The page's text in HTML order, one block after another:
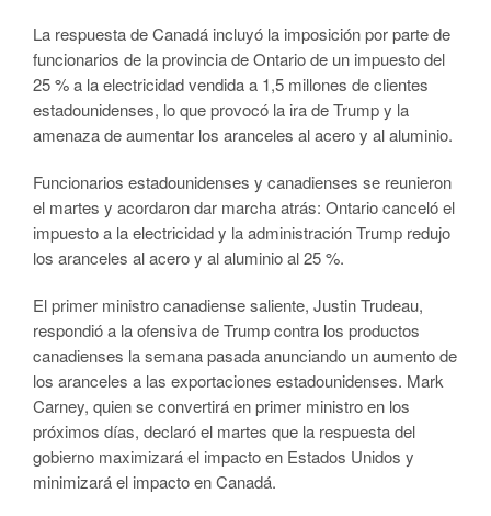
La respuesta de Canadá incluyó la imposición por parte de
funcionarios de la provincia de Ontario de un impuesto del
25 % a la electricidad vendida a 1,5 millones de clientes
estadounidenses, lo que provocó la ira de Trump y la
amenaza de aumentar los aranceles al acero y al aluminio.
Funcionarios estadounidenses y canadienses se reunieron
el martes y acordaron dar marcha atrás: Ontario canceló el
impuesto a la electricidad y la administración Trump redujo
los aranceles al acero y al aluminio al 25 %.
El primer ministro canadiense saliente, Justin Trudeau,
respondió a la ofensiva de Trump contra los productos
canadienses la semana pasada anunciando un aumento de
los aranceles a las exportaciones estadounidenses. Mark
Carney, quien se convertirá en primer ministro en los
próximos días, declaró el martes que la respuesta del
gobierno maximizará el impacto en Estados Unidos y
minimizará el impacto en Canadá.